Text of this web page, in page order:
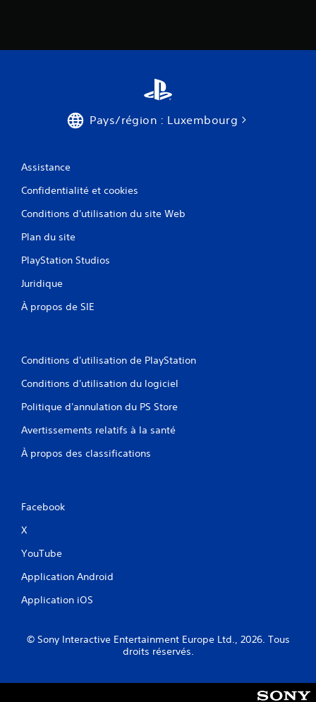
Pays/région : Luxembourg
Assistance
Confidentialité et cookies
Conditions d'utilisation du site Web
Plan du site
PlayStation Studios
Juridique
À propos de SIE
Conditions d'utilisation de PlayStation
Conditions d'utilisation du logiciel
Politique d'annulation du PS Store
Avertissements relatifs à la santé
À propos des classifications
Facebook
X
YouTube
Application Android
Application iOS
© Sony Interactive Entertainment Europe Ltd., 2026. Tous
droits réservés.